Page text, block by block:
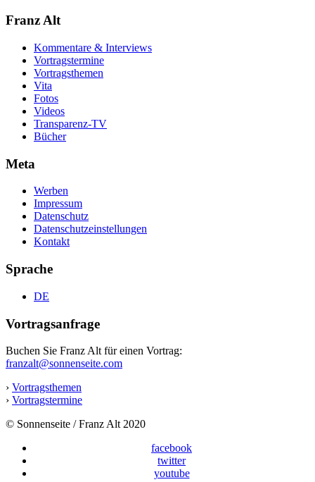
Franz Alt
Kommentare & Interviews
Vortragstermine
Vortragsthemen
Vita
Fotos
Videos
Transparenz-TV
Bücher
Meta
Werben
Impressum
Datenschutz
Datenschutzeinstellungen
Kontakt
Sprache
DE
Vortragsanfrage
Buchen Sie Franz Alt für einen Vortrag:
franzalt@sonnenseite.com
› Vortragsthemen
› Vortragstermine
© Sonnenseite / Franz Alt 2020
facebook
twitter
youtube